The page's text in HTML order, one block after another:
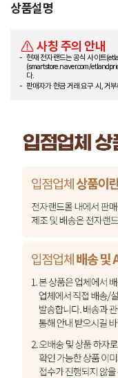
상품설명
사칭 주의 안내
현재 전자랜드는 공식 사이트
(smartstore.naver.com/
다.
판매자가 현금 거래 요구 시, 거